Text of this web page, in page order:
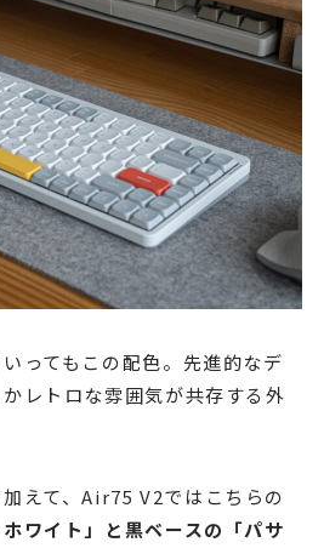
ってもこの配色。先進的なデ
レトロな雰囲気が共存する外
えて、Air75 V2ではこちらの
ワイト」と黒ベースの「パサ